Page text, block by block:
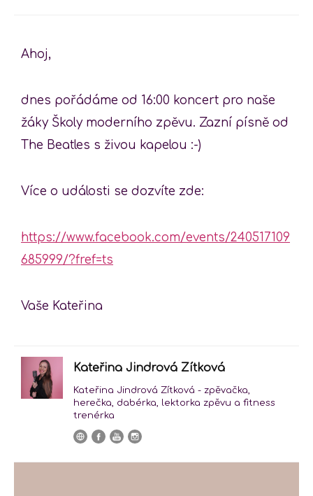
Ahoj,
dnes pořádáme od 16:00 koncert pro naše
žáky Školy moderního zpěvu. Zazní písně od
The Beatles s živou kapelou :-)
Více o události se dozvíte zde:
https://www.facebook.com/events/240517109
685999/?fref=ts
Vaše Kateřina
Kateřina Jindrová Zítková
Kateřina Jindrová Zítková - zpěvačka,
herečka, dabérka, lektorka zpěvu a fitness
trenérka